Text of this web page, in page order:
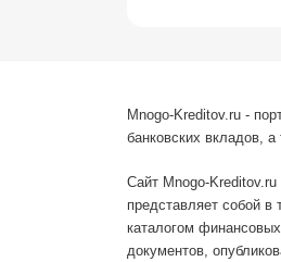
Mnogo-Kreditov.ru -
банковских вкладов, а
Сайт Mnogo-
представляет собой
каталогом
документов,